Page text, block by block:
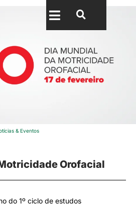
& Eventos
Orofacial
do 1º ciclo de estudos